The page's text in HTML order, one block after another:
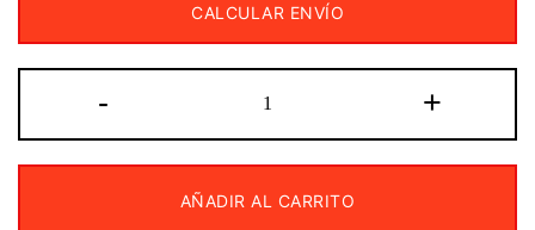
CALCULAR ENVÍO
-
de
transmisión
650
+
AÑADIR AL CARRITO